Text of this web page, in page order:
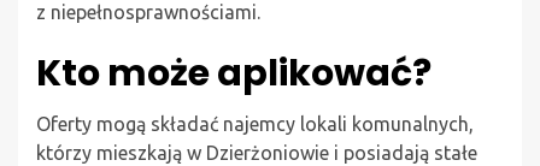
z niepełnosprawnościami.
Kto może aplikować?
Oferty mogą składać najemcy lokali komunalnych,
którzy mieszkają w Dzierżoniowie i posiadają stałe